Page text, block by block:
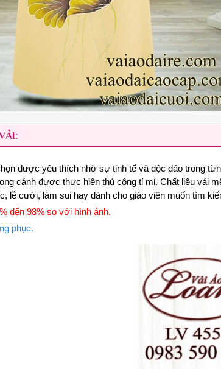
được yêu thích nhờ sự tinh tế và độc đáo trong
cảnh được thực hiện thủ công tỉ mỉ. Chất liệu vải
lễ cưới, làm sui hay dành cho giáo viên muốn tìm
đến 98% so với hình ảnh.
phục.